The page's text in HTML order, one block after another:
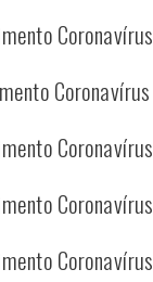
Coronavírus
Coronavírus
Coronavírus
Coronavírus
Coronavírus